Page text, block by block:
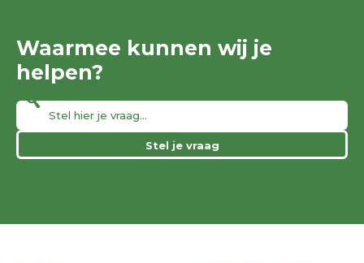
Waarmee kunnen wij je
helpen?
Stel je vraag